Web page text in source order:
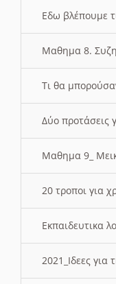
Εδω βλέπουμε
Μαθημα 8.
Τι θα
Δύο προτάσεις
Μαθημα 9_
20 τροποι για
Εκπαιδευτικα
2021_Ιδεες για